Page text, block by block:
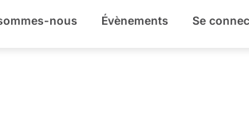
nous Évènements Se